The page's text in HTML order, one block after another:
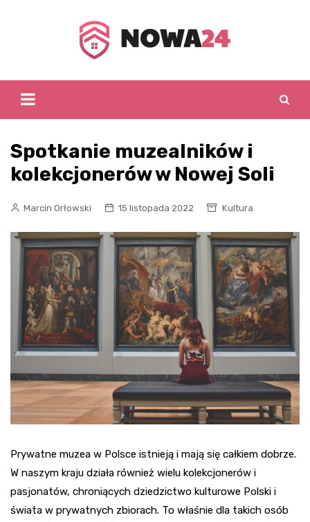
Spotkanie muzealników i
kolekcjonerów w Nowej Soli
Marcin Orłowski 15 listopada 2022 Kultura
Prywatne muzea w Polsce istnieją i mają się całkiem dobrze.
W naszym kraju działa również wielu kolekcjonerów i
pasjonatów, chroniących dziedzictwo kulturowe Polski i
świata w prywatnych zbiorach. To właśnie dla takich osób